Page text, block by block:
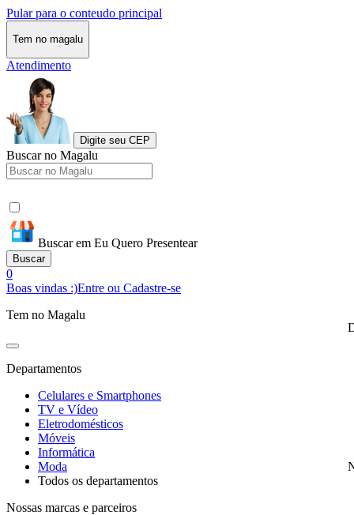
Pular para o conteudo principal
Tem no magalu
Atendimento
Digite seu CEP
Buscar no Magalu
Buscar em Eu Quero Presentear
Buscar
0
Boas vindas :)Entre ou Cadastre-se
Tem no Magalu
Departamentos
Celulares e Smartphones
TV e Vídeo
Eletrodomésticos
Móveis
Informática
Moda
Todos os departamentos
Nossas marcas e parceiros